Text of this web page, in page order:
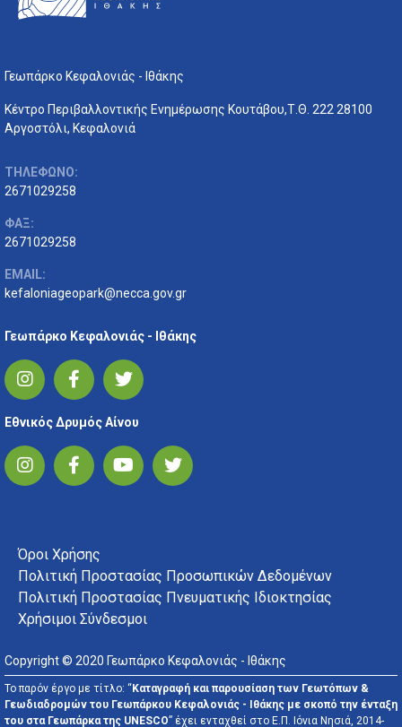
Γεωπάρκο Κεφαλονιάς - Ιθάκης
Κέντρο Περιβαλλοντικής Ενημέρωσης Κουτάβου,Τ.Θ. 222 28100
Αργοστόλι, Κεφαλονιά
ΤΗΛΕΦΩΝΟ:
2671029258
ΦΑΞ:
2671029258
EMAIL:
kefaloniageopark@necca.gov.gr
Γεωπάρκο Κεφαλονιάς - Ιθάκης
Εθνικός Δρυμός Αίνου
FOOTER MENU
Όροι Χρήσης
Πολιτική Προστασίας Προσωπικών Δεδομένων
Πολιτική Προστασίας Πνευματικής Ιδιοκτησίας
Χρήσιμοι Σύνδεσμοι
Copyright © 2020 Γεωπάρκο Κεφαλονιάς - Ιθάκης
Το παρόν έργο με τίτλο: “Καταγραφή και παρουσίαση των Γεωτόπων &
Γεωδιαδρομών του Γεωπάρκου Κεφαλονιάς - Ιθάκης με σκοπό την ένταξη
του στα Γεωπάρκα της UNESCO” έχει ενταχθεί στο Ε.Π. Ιόνια Νησιά, 2014-